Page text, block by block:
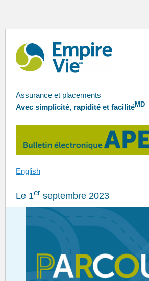
Assurance et placements
Avec simplicité, rapidité et facilitéMD
English
Le 1er septembre 2023